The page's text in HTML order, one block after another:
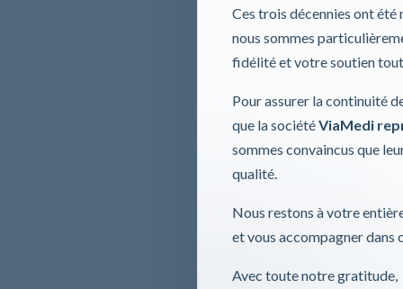
Ces trois décennies ont
nous sommes
fidélité et votre soutien
Pour assurer la continuité
que la sociétéViaMedi
sommes convaincus que
qualité.
Nous restons à votre
et vous accompagner dans
Avec toute notre gratitude,